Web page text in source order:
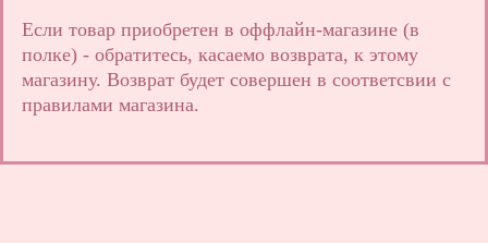
Если товар приобретен в оффлайн-магазине (в
полке) - обратитесь, касаемо возврата, к этому
магазину. Возврат будет совершен в соответсвии с
правилами магазина.